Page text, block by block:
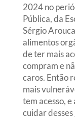
2024 no
Pública, da
Sérgio
alimentos
de ter mais
compram e
caros. Então
mais
tem acesso, e
cuidar